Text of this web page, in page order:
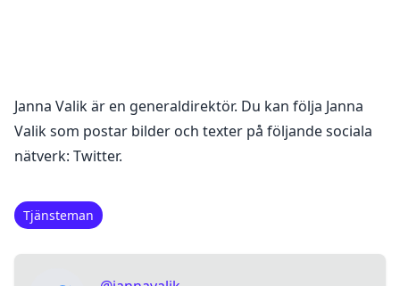
Janna Valikär en generaldirektör. Du kan följa Janna
Valiksom postar bilder och texter på följande sociala
nätverk: Twitter.
Tjänsteman